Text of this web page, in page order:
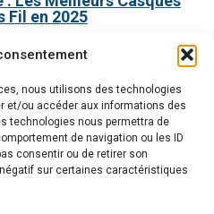
nous utilisons des technologies
et/ou accéder aux informations des
technologies nous permettra de
de navigation ou les ID
consentir ou de retirer son
sur certaines caractéristiques
Fil en 2025
Complet
→
Gaming : Notre
Détaillé
→